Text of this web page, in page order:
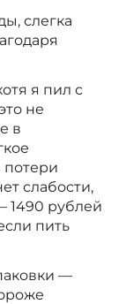
слегка
я пил с
не
в
слабости,
1490 рублей
пить
—